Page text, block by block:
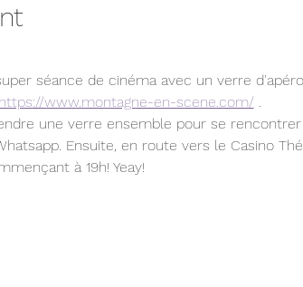
séance de cinéma avec un verre
https://www.montagne-en-scene.com/ .
une verre ensemble pour se
Ensuite, en route vers le Casino
à 19h! Yeay!